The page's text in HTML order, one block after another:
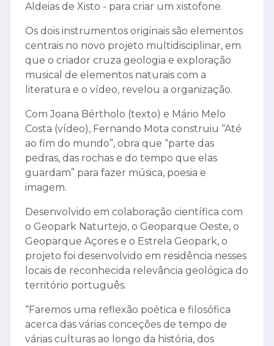
Aldeias de Xisto - para criar um xistofone.
Os dois instrumentos originais são elementos
centrais no novo projeto multidisciplinar, em
que o criador cruza geologia e exploração
musical de elementos naturais com a
literatura e o vídeo, revelou a organização.
Com Joana Bértholo (texto) e Mário Melo
Costa (vídeo), Fernando Mota construiu “Até
ao fim do mundo”, obra que “parte das
pedras, das rochas e do tempo que elas
guardam” para fazer música, poesia e
imagem.
Desenvolvido em colaboração científica com
o Geopark Naturtejo, o Geoparque Oeste, o
Geoparque Açores e o Estrela Geopark, o
projeto foi desenvolvido em residência nesses
locais de reconhecida relevância geológica do
território português.
“Faremos uma reflexão poética e filosófica
acerca das várias conceções de tempo de
várias culturas ao longo da história, dos